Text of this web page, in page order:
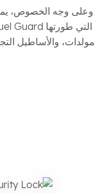
وعلى وجه الخصوص،
والأساطيل